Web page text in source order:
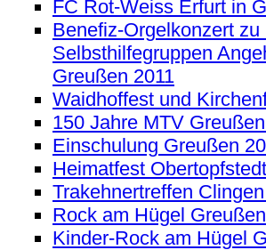
FC Rot-Weiss Erfurt in
Benefiz-Orgelkonzert
Selbsthilfegruppen
Greußen 2011
Waidhoffest und
150 Jahre MTV
Einschulung Greußen
Heimatfest
Trakehnertreffen
Rock am Hügel
Kinder-Rock am Hügel